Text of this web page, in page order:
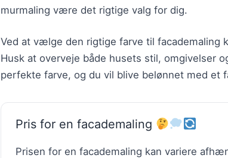
murmaling være det rigtige valg for dig.
Ved at vælge den rigtige farve til facademaling
Husk at overveje både husets stil, omgivelser
perfekte farve, og du vil blive belønnet med et
Pris for en facademaling
Prisen for en facademaling kan variere